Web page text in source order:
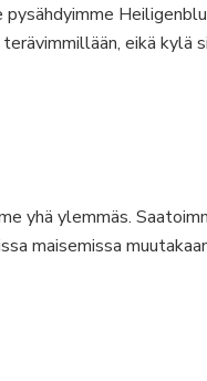
pysähdyimme
eikä kylä
yhä ylemmäs.
maisemissa